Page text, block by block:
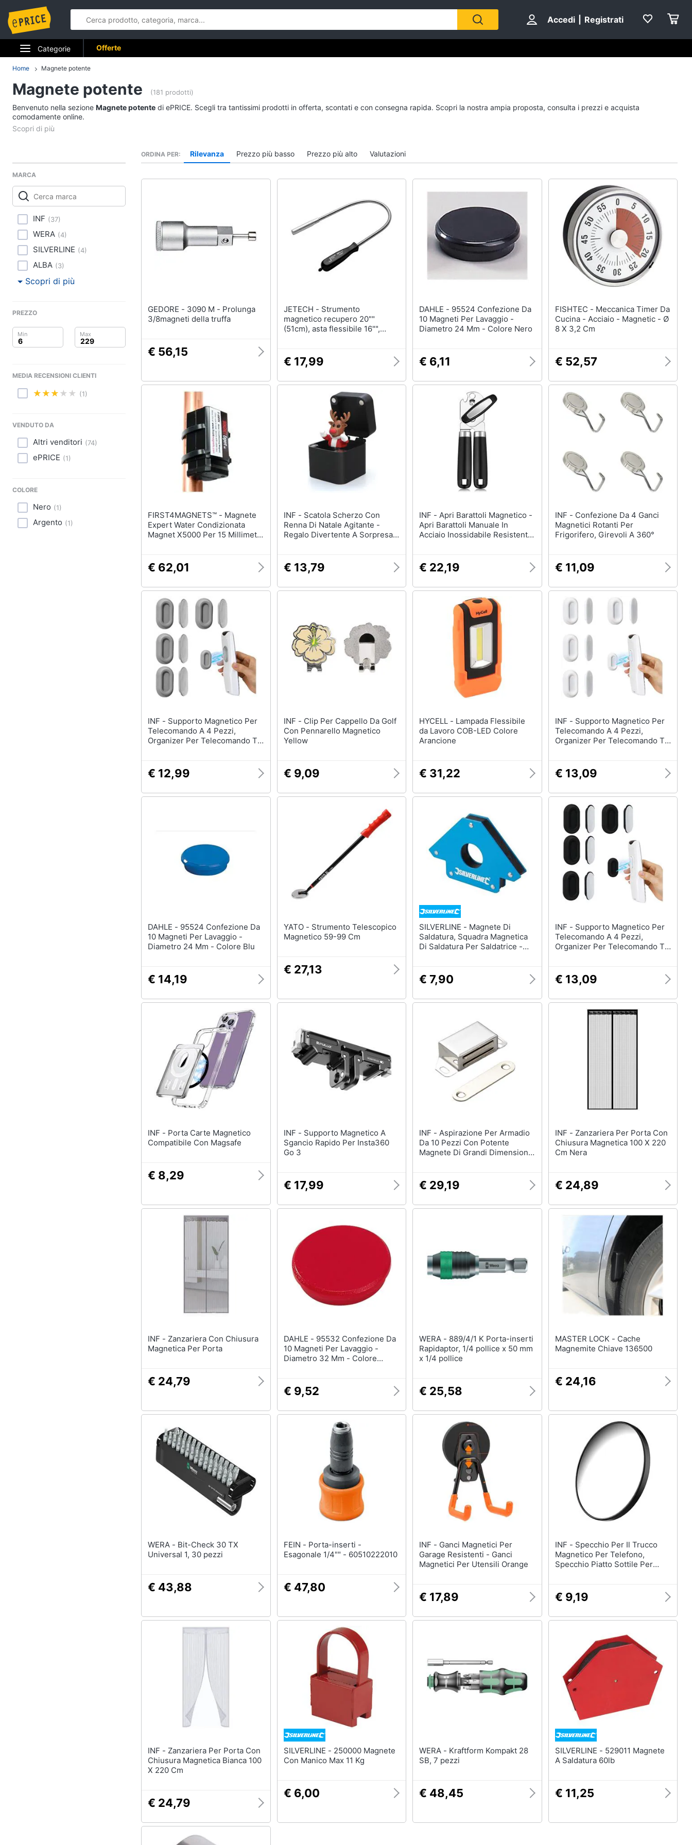
Accedi Registrati
Categorie
Elettrodomestici
Informatica
Telefonia
Smart home
Videogiochi
Audio e musica
Clima
Arredo
Brico e Giardinaggio
Giocattoli
Fotografia
Abbigliamento
Sport
Motori
Offerte
Home Magnete potente
Magnete potente (181 prodotti)
Benvenuto nella sezione Magnete potente di ePRICE. Scegli tra tantissimi prodotti in offerta, scontati e con consegna rapida. Scopri la nostra ampia proposta, consulta i prezzi e acquista
comodamente online.
MARCA
INF (37)
WERA (4)
SILVERLINE (4)
ALBA (3)
Scopri di più
PREZZO
MEDIA RECENSIONI CLIENTI
(1)
VENDUTO DA
Altri venditori (74)
ePRICE (1)
COLORE
Nero (1)
Argento (1)
ORDINA PER Rilevanza Prezzo più basso Prezzo più alto Valutazioni
GEDORE - 3090 M - Prolunga
3/8magneti della truffa
€ 56,15
JETECH - Strumento
magnetico recupero 20""
(51cm), asta flessibile 16"",
€ 17,99
DAHLE - 95524 Confezione Da
10 Magneti Per Lavaggio -
Diametro 24 Mm - Colore Nero
€ 6,11
FISHTEC - Meccanica Timer Da
Cucina - Acciaio - Magnetic - Ø
8 X 3,2 Cm
€ 52,57
FIRST4MAGNETS™ - Magnete
Expert Water Condizionata
Magnet X5000 Per 15 Millimetri
€ 62,01
INF - Scatola Scherzo Con
Renna Di Natale Agitante -
Regalo Divertente A Sorpresa
€ 13,79
INF - Apri Barattoli Magnetico -
Apri Barattoli Manuale In
Acciaio Inossidabile Resistente
€ 22,19
INF - Confezione Da 4 Ganci
Magnetici Rotanti Per
Frigorifero, Girevoli A 360°
€ 11,09
INF - Supporto Magnetico Per
Telecomando A 4 Pezzi,
Organizer Per Telecomando Tv
€ 12,99
INF - Clip Per Cappello Da Golf
Con Pennarello Magnetico
Yellow
€ 9,09
HYCELL - Lampada Flessibile
da Lavoro COB-LED Colore
Arancione
€ 31,22
INF - Supporto Magnetico Per
Telecomando A 4 Pezzi,
Organizer Per Telecomando Tv
€ 13,09
DAHLE - 95524 Confezione Da
10 Magneti Per Lavaggio -
Diametro 24 Mm - Colore Blu
€ 14,19
YATO - Strumento Telescopico
Magnetico 59-99 Cm
€ 27,13
SILVERLINE - Magnete Di
Saldatura, Squadra Magnetica
Di Saldatura Per Saldatrice -
€ 7,90
INF - Supporto Magnetico Per
Telecomando A 4 Pezzi,
Organizer Per Telecomando Tv
€ 13,09
INF - Porta Carte Magnetico
Compatibile Con Magsafe
€ 8,29
INF - Supporto Magnetico A
Sgancio Rapido Per Insta360
Go 3
€ 17,99
INF - Aspirazione Per Armadio
Da 10 Pezzi Con Potente
Magnete Di Grandi Dimensioni
€ 29,19
INF - Zanzariera Per Porta Con
Chiusura Magnetica 100 X 220
Cm Nera
€ 24,89
INF - Zanzariera Con Chiusura
Magnetica Per Porta
€ 24,79
DAHLE - 95532 Confezione Da
10 Magneti Per Lavaggio -
Diametro 32 Mm - Colore
€ 9,52
WERA - 889/4/1 K Porta-inserti
Rapidaptor, 1/4 pollice x 50 mm
x 1/4 pollice
€ 25,58
MASTER LOCK - Cache
Magnemite Chiave 136500
€ 24,16
WERA - Bit-Check 30 TX
Universal 1, 30 pezzi
€ 43,88
FEIN - Porta-inserti -
Esagonale 1/4"" - 60510222010
€ 47,80
INF - Ganci Magnetici Per
Garage Resistenti - Ganci
Magnetici Per Utensili Orange
€ 17,89
INF - Specchio Per Il Trucco
Magnetico Per Telefono,
Specchio Piatto Sottile Per
€ 9,19
INF - Zanzariera Per Porta Con
Chiusura Magnetica Bianca 100
X 220 Cm
€ 24,79
SILVERLINE - 250000 Magnete
Con Manico Max 11 Kg
€ 6,00
WERA - Kraftform Kompakt 28
SB, 7 pezzi
€ 48,45
SILVERLINE - 529011 Magnete
A Saldatura 60lb
€ 11,25